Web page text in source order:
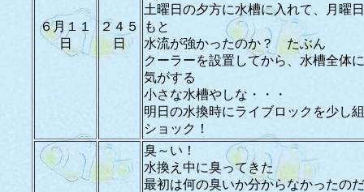
６月１１
日
２４５
日
土曜日の夕方に水槽に入れて、月曜
もと
水流が強かったのか？ たぶん
クーラーを設置してから、水槽全体
気がする
小さな水槽やしな・・・
明日の水換時にライブロックを少し
ショック！
臭～い！
水換え中に臭ってきた
最初は何の臭いか分からなかったの